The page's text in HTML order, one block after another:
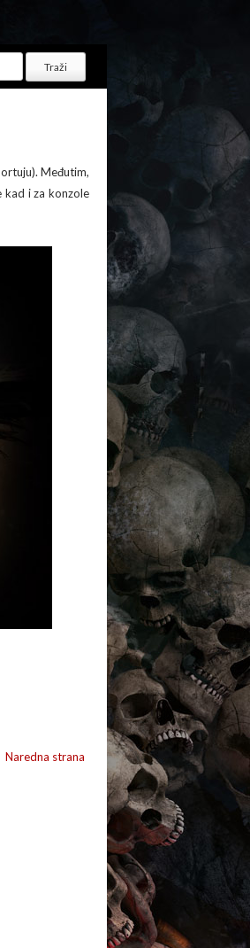
Međutim,
kad i za konzole
Naredna strana